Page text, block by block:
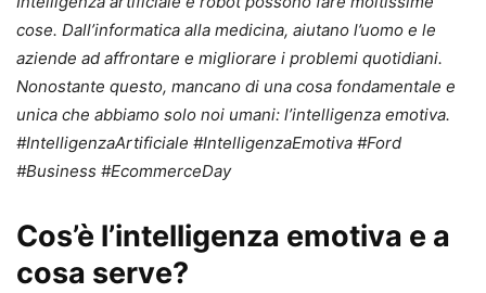
cose. Dall’informatica alla medicina, aiutano l’uomo e le
aziende ad affrontare e migliorare i problemi quotidiani.
Nonostante questo, mancano di una cosa fondamentale e
unica che abbiamo solo noi umani: l’intelligenza emotiva.
#IntelligenzaArtificiale #IntelligenzaEmotiva #Ford
#Business #EcommerceDay
Cos’è l’intelligenza emotiva e a
cosa serve?